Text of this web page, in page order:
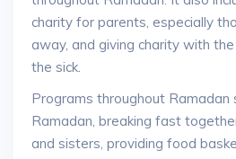
charity for parents, especially
away, and giving charity with
the sick.
Programs throughout Ramadan
Ramadan, breaking fast
and sisters, providing food